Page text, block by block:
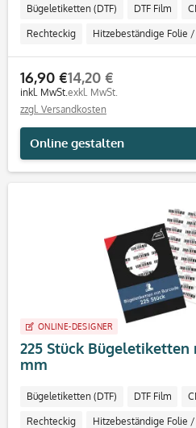
Bügeletiketten (DTF) DTF Film
Rechteckig Hitzebeständige Folie
16,90 €
inkl. MwSt.
14,20 €
exkl. MwSt.
zzgl. Versandkosten
Online gestalten
ONLINE-DESIGNER
225 Stück Bügeletiketten
mm
Bügeletiketten (DTF) DTF Film
Rechteckig Hitzebeständige Folie